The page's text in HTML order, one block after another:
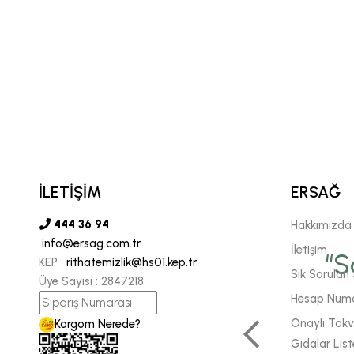
şirketimiz Ersağ' a
inancımızı
fazla enerjiyle
İLETİŞİM
444 36 94
info@ersag.com.tr
KEP : rithatemizlik@hs01.kep.tr
Üye Sayısı : 2847218
Kargom Nerede?
ERSAĞ
Hakkımızda
İletişim
Sık
Hesap
Onaylı
Gıdalar